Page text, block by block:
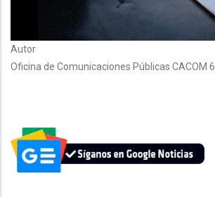
Autor
Oficina de Comunicaciones Públicas CACOM 6